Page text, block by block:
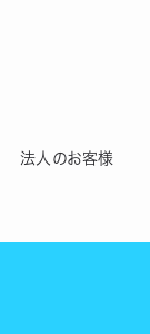
法人のお客様